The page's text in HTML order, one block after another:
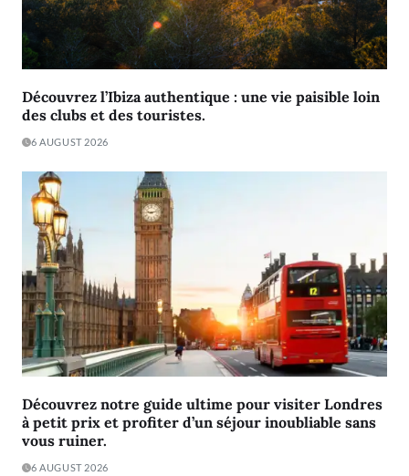
Découvrez l’Ibiza authentique : une vie paisible loin
des clubs et des touristes.
6 AUGUST 2026
Découvrez notre guide ultime pour visiter Londres
à petit prix et profiter d’un séjour inoubliable sans
vous ruiner.
6 AUGUST 2026